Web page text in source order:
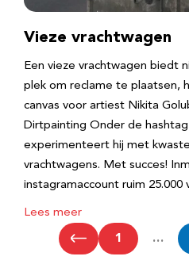
Vieze vrachtwagen
Een vieze vrachtwagen biedt
plek om reclame te plaatsen,
canvas voor artiest Nikita
Dirtpainting Onder de
experimenteert hij met
vrachtwagens. Met succes!
instagramaccount ruim
Lees meer
1 …